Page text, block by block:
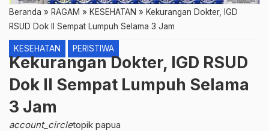
Beranda » RAGAM » KESEHATAN » Kekurangan Dokter, IGD
RSUD Dok II Sempat Lumpuh Selama 3 Jam
KESEHATAN PERISTIWA
Kekurangan Dokter, IGD RSUD
Dok II Sempat Lumpuh Selama
3 Jam
account_circletopik papua